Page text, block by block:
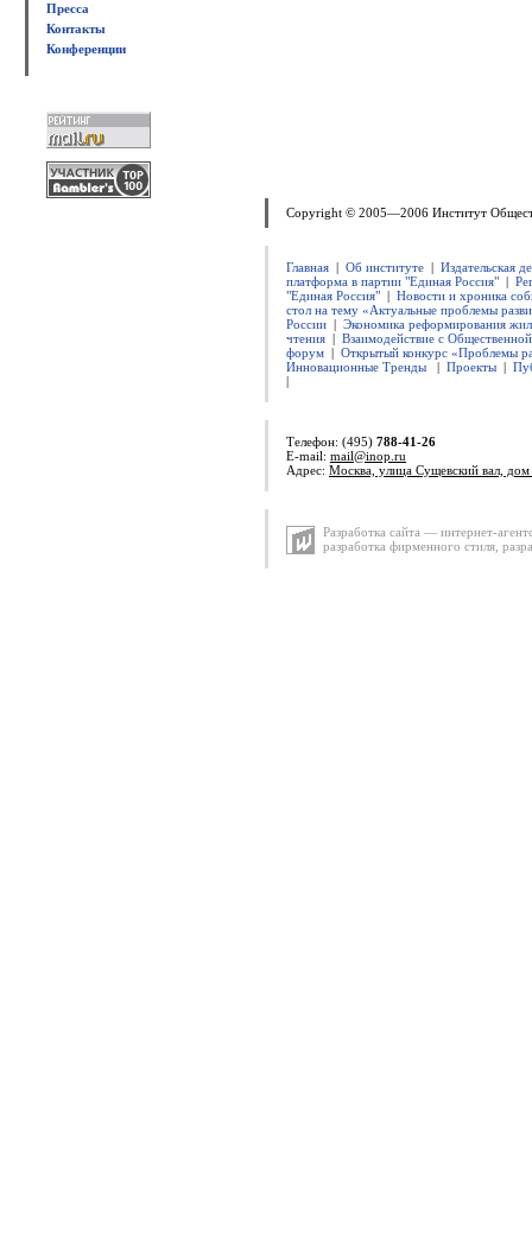
Пресса
Контакты
Конференции
Copyright © 2005—2006 Институт
Главная | Об институте | Издательская
платформа в партии "Единая Россия" |
"Единая Россия" | Новости и хроника
стол на тему «Актуальные проблемы
России | Экономика реформирования
чтения | Взаимодействие с
форум | Открытый конкурс «Проблемы
Инновационные Тренды
| Проекты |
|
Телефон: (495) 788-41-26
E-mail: mail@inop.ru
Адрес: Москва, улица Сущевский вал, дом
Разработка сайта — интернет-
разработка фирменного стиля